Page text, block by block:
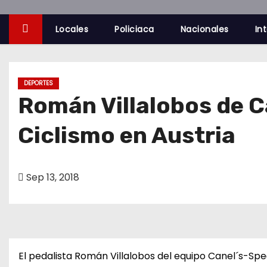
Locales Policiaca Nacionales
DEPORTES
Román Villalobos de
Ciclismo en Austria
Sep 13, 2018
El pedalista Román Villalobos del equipo Canel´s-